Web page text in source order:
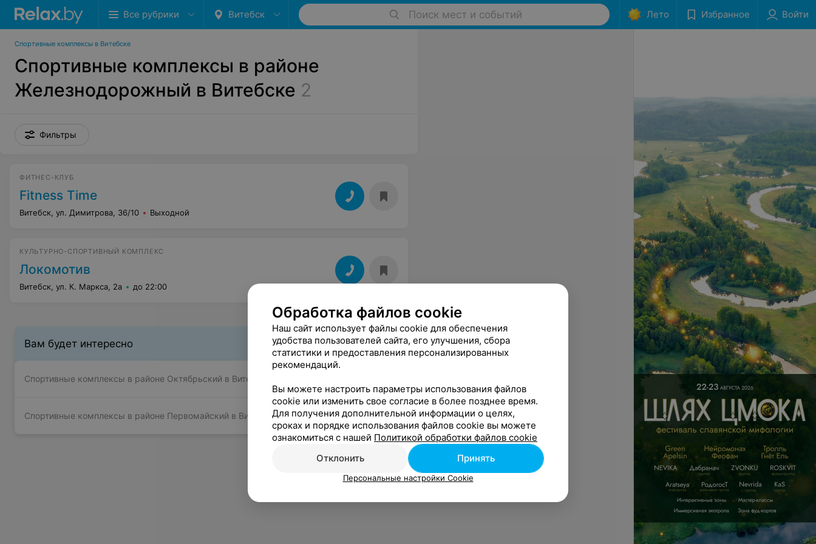
Все рубрики Витебск Поиск мест и событий Лето Избранное Войти
Спортивные комплексы в Витебске
Спортивные комплексы в районе
Железнодорожный в Витебске 2
Фильтры
ФИТНЕС-КЛУБ
Fitness Time
Витебск, ул. Димитрова, 36/10 Выходной
КУЛЬТУРНО-СПОРТИВНЫЙ КОМПЛЕКС
Локомотив
Витебск, ул. К. Маркса, 2а до 22:00
Вам будет интересно
Спортивные комплексы в районе Октябрьский в Витебске
Спортивные комплексы в районе Первомайский в Витебске
Обработка файлов cookie
Наш сайт использует файлы cookie для обеспечения
удобства пользователей сайта, его улучшения, сбора
статистики и предоставления персонализированных
рекомендаций.
Вы можете настроить параметры использования файлов
cookie или изменить свое согласие в более позднее время.
Для получения дополнительной информации о целях,
сроках и порядке использования файлов cookie вы можете
ознакомиться с нашей Политикой обработки файлов cookie
Отклонить
Принять
Персональные настройки Cookie